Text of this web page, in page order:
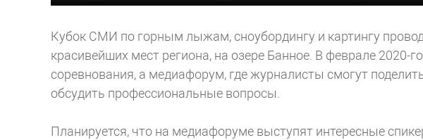
Кубок СМИ по горным лыжам, сноубордингу и картингу
красивейших мест региона, на озере Банное. В феврале 2020-
соревнования, а медиафорум, где журналисты смогут
обсудить профессиональные вопросы.
Планируется, что на медиафоруме выступят интересные